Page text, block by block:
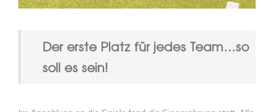
Der erste Platz für jedes Team…so
soll es sein!